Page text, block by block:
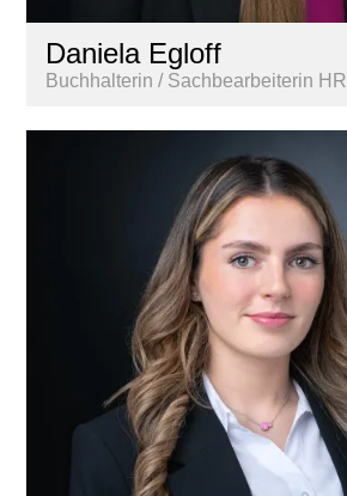
Daniela Egloff
Buchhalterin / Sachbearbeiterin HR